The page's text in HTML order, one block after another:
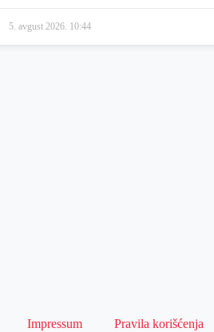
5. avgust 2026. 10:44
Impressum Pravila korišćenja